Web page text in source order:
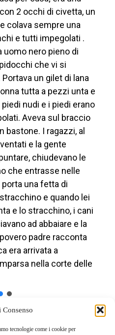
Consenso
tecnologie come i cookie per
2 occhi di civetta, un
colava sempre una
e tutti impegolati .
uomo nero pieno di
che vi si
un gilet di lana
tutta a pezzi unta e
nudi e i piedi erano
Aveva sul braccio
bastone. I ragazzi, al
e la gente
chiudevano le
che entrasse nelle
una fetta di
e quando lei
e lo stracchino, i cani
ad abbaiare e la
padre racconta
era arrivata a
nella corte delle